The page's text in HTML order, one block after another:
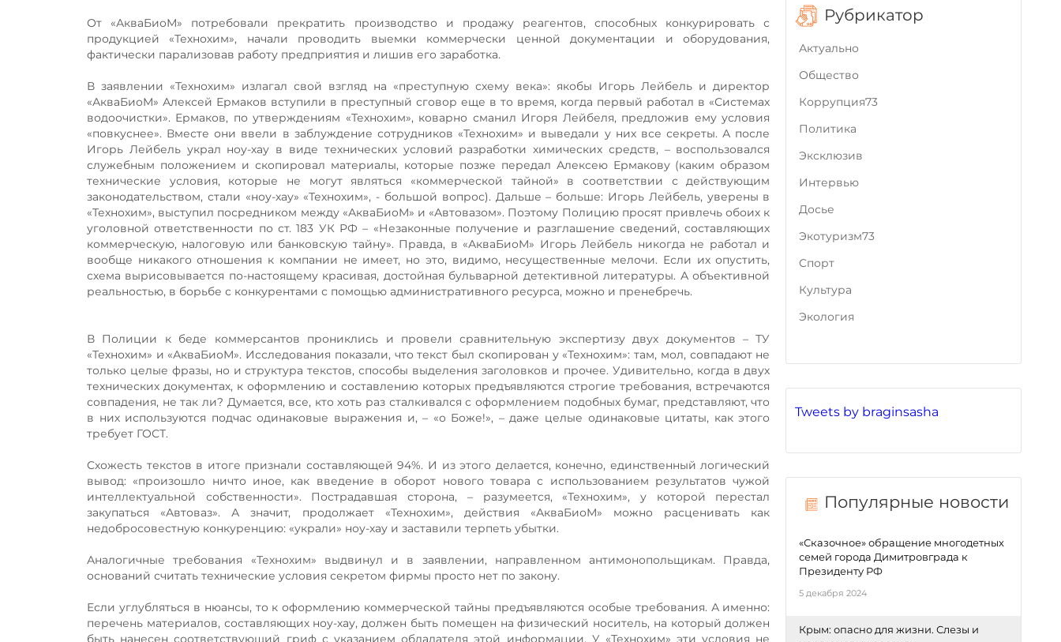
От «АкваБиоМ» потребовали прекратить производство и продажу реагентов, способных конкурировать с
продукцией «Технохим», начали проводить выемки коммерчески ценной документации и оборудования,
фактически парализовав работу предприятия и лишив его заработка.
В заявлении «Технохим» излагал свой взгляд на «преступную схему века»: якобы Игорь Лейбель и директор
«АкваБиоМ» Алексей Ермаков вступили в преступный сговор еще в то время, когда первый работал в «Системах
водоочистки». Ермаков, по утверждениям «Технохим», коварно сманил Игоря Лейбеля, предложив ему условия
«повкуснее». Вместе они ввели в заблуждение сотрудников «Технохим» и выведали у них все секреты. А после
Игорь Лейбель украл ноу-хау в виде технических условий разработки химических средств, – воспользовался
служебным положением и скопировал материалы, которые позже передал Алексею Ермакову (каким образом
технические условия, которые не могут являться «коммерческой тайной» в соответствии с действующим
законодательством, стали «ноу-хау» «Технохим», - большой вопрос). Дальше – больше: Игорь Лейбель, уверены в
«Технохим», выступил посредником между «АкваБиоМ» и «Автовазом». Поэтому Полицию просят привлечь обоих к
уголовной ответственности по ст. 183 УК РФ – «Незаконные получение и разглашение сведений, составляющих
коммерческую, налоговую или банковскую тайну». Правда, в «АкваБиоМ» Игорь Лейбель никогда не работал и
вообще никакого отношения к компании не имеет, но это, видимо, несущественные мелочи. Если их опустить,
схема вырисовывается по-настоящему красивая, достойная бульварной детективной литературы. А объективной
реальностью, в борьбе с конкурентами с помощью административного ресурса, можно и пренебречь.
В Полиции к беде коммерсантов прониклись и провели сравнительную экспертизу двух документов – ТУ
«Технохим» и «АкваБиоМ». Исследования показали, что текст был скопирован у «Технохим»: там, мол, совпадают не
только целые фразы, но и структура текстов, способы выделения заголовков и прочее. Удивительно, когда в двух
технических документах, к оформлению и составлению которых предъявляются строгие требования, встречаются
совпадения, не так ли? Думается, все, кто хоть раз сталкивался с оформлением подобных бумаг, представляют, что
в них используются подчас одинаковые выражения и, – «о Боже!», – даже целые одинаковые цитаты, как этого
требует ГОСТ.
Схожесть текстов в итоге признали составляющей 94%. И из этого делается, конечно, единственный логический
вывод: «произошло ничто иное, как введение в оборот нового товара с использованием результатов чужой
интеллектуальной собственности». Пострадавшая сторона, – разумеется, «Технохим», у которой перестал
закупаться «Автоваз». А значит, продолжает «Технохим», действия «АкваБиоМ» можно расценивать как
недобросовестную конкуренцию: «украли» ноу-хау и заставили терпеть убытки.
Аналогичные требования «Технохим» выдвинул и в заявлении, направленном антимонопольщикам. Правда,
оснований считать технические условия секретом фирмы просто нет по закону.
Если углубляться в нюансы, то к оформлению коммерческой тайны предъявляются особые требования. А именно:
перечень материалов, составляющих ноу-хау, должен быть помещен на физический носитель, на который должен
Tweets by braginsasha
Популярные новости
«Сказочное» обращение многодетных
семей города Димитровграда к
Президенту РФ
5 декабря 2024
Крым: опасно для жизни. Слезы и
Рубрикатор
Актуально
Общество
Коррупция73
Политика
Эксклюзив
Интервью
Досье
Экотуризм73
Cпорт
Культура
Экология